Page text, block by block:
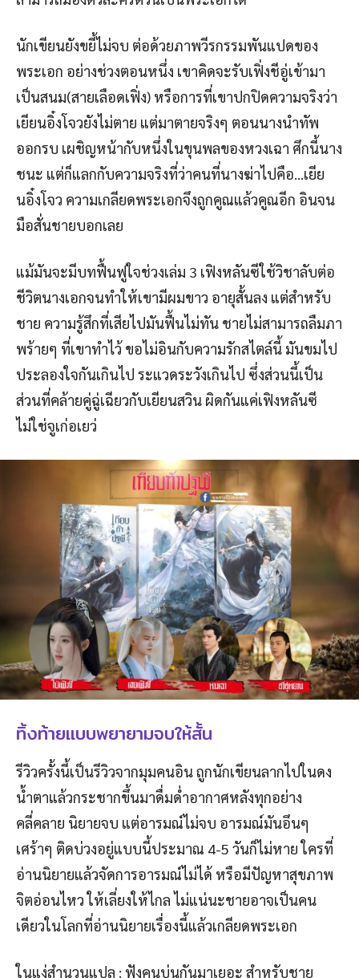
นักเขียนยังขยี้ไม่จบ ต่อด้วยภาพวีรกรรมพันแปดของ
พระเอก อย่างช่วงตอนหนึ่ง เขาคิดจะรับเฟิ่งชีอู่เข้ามา
เป็นสนม(สายเลือดเฟิ่ง) หรือการที่เขาปกปิดความจริงว่า
เยียนอิ๋งโจวยังไม่ตาย แต่มาตายจริงๆ ตอนนางนำทัพ
ออกรบ เผชิญหน้ากับหนึ่งในขุนพลของหวงเฉา ศึกนี้นาง
ชนะ แต่ก็แลกกับความจริงที่ว่าคนที่นางฆ่าไปคือ…เยีย
นอิ๋งโจว ความเกลียดพระเอกจึงถูกคูณแล้วคูณอีก อินจน
มือสั่นชายบอกเลย
แม้มันจะมีบทฟื้นฟูใจช่วงเล่ม 3 เฟิงหลันซีใช้วิชาลับต่อ
ชีวิตนางเอกจนทำให้เขามีผมขาว อายุสั้นลง แต่สำหรับ
ชาย ความรู้สึกที่เสียไปมันฟื้นไม่ทัน ชายไม่สามารถลืมภา
พร้ายๆ ที่เขาทำไว้ ขอไม่อินกับความรักสไตล์นี้ มันขมไป
ประลองใจกันเกินไป ระแวดระวังเกินไป ซึ่งส่วนนี้เป็น
ส่วนที่คล้ายคู่ฉู่เฉียวกับเยียนสวิน ผิดกันแค่เฟิงหลันซี
ไม่ใช่จูเก่อเยว่
ทิ้งท้ายแบบพยายามจบให้สั้น
รีวิวครั้งนี้เป็นรีวิวจากมุมคนอิน ถูกนักเขียนลากไปในดง
น้ำตาแล้วกระชากขึ้นมาดื่มด่ำอากาศหลังทุกอย่าง
คลี่คลาย นิยายจบ แต่อารมณ์ไม่จบ อารมณ์มันอึนๆ
เศร้าๆ ติดบ่วงอยู่แบบนี้ประมาณ 4-5 วันก็ไม่หาย ใครที่
อ่านนิยายแล้วจัดการอารมณ์ไม่ได้ หรือมีปัญหาสุขภาพ
จิตอ่อนไหว ให้เลี่ยงให้ไกล ไม่แน่นะชายอาจเป็นคน
เดียวในโลกที่อ่านนิยายเรื่องนี้แล้วเกลียดพระเอก
ในแง่สำนวนแปล : ฟังคนบ่นกันมาเยอะ สำหรับชาย